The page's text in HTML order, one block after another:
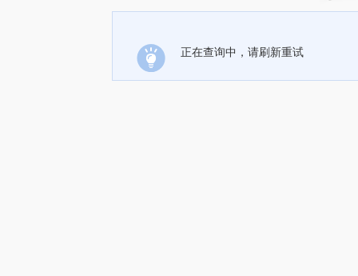
正在查询中，请刷新重试